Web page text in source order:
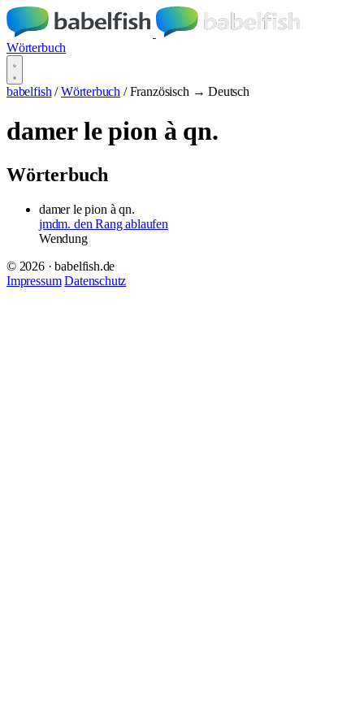
Wörterbuch
babelfish / Wörterbuch / Französisch → Deutsch
damer le pion à qn.
Wörterbuch
damer le pion à qn.
jmdm. den Rang ablaufen
Wendung
© 2026 · babelfish.de
Impressum Datenschutz